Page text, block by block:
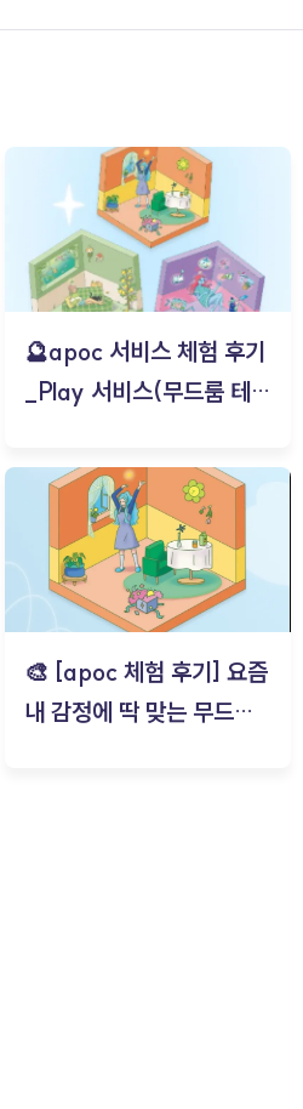
🔮apoc 서비스 체험 후기
_Play 서비스(무드룸 테스
🎨 [apoc 체험 후기] 요즘
내 감정에 딱 맞는 무드룸